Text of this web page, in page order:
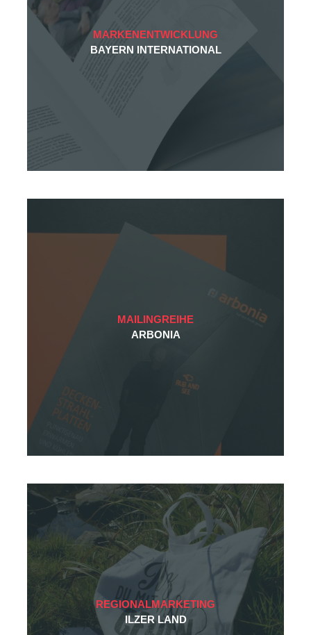
MARKENENTWICKLUNG
BAYERN INTERNATIONAL
MAILINGREIHE
ARBONIA
REGIONALMARKETING
ILZER LAND